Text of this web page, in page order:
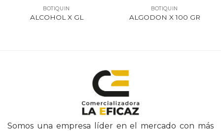
BOTIQUIN
ALCOHOL X GL
BOTIQUIN
ALGODON X 100 GR
Somos una empresa líder en el mercado con más